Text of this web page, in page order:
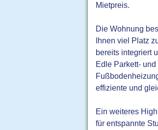
Mietpreis.
Die Wohnung
Ihnen viel Platz
bereits integriert
Edle Parkett-
effiziente und
Ein weiteres
für entspannte